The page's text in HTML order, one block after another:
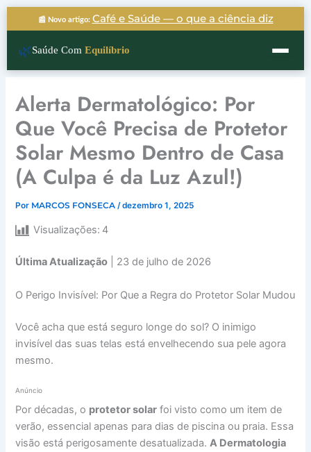
conteúdo
📰 Novo artigo: Café e Saúde — o que a ciência diz
🌿Saúde Com Equilíbrio
​Alerta Dermatológico: Por
Que Você Precisa de Protetor
Solar Mesmo Dentro de Casa
(A Culpa é da Luz Azul!)
Por MARCOS FONSECA/dezembro 1, 2025
Visualizações: 4
Última Atualização | 23 de julho de 2026
​O Perigo Invisível: Por Que a Regra do Protetor Solar Mudou
Você acha que está seguro longe do sol? O inimigo
invisível das suas telas está envelhecendo sua pele agora
mesmo.
Anúncio
​Por décadas, o protetor solar foi visto como um item de
verão, essencial apenas para dias de piscina ou praia. Essa
visão está perigosamente desatualizada.A Dermatologia